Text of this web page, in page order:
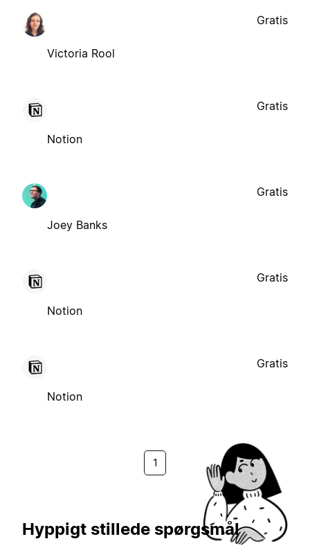
Victoria Rool
Gratis
Notion
Gratis
Joey Banks
Gratis
Notion
Gratis
Notion
Gratis
1
Hyppigt stillede spørgsmål